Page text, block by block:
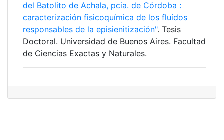
del Batolito de Achala, pcia. de Córdoba :
caracterización fisicoquímica de los fluídos
responsables de la episienitización". Tesis
Doctoral. Universidad de Buenos Aires. Facultad
de Ciencias Exactas y Naturales.